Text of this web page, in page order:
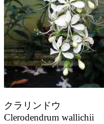
クラリンドウ
Clerodendrum wallichii